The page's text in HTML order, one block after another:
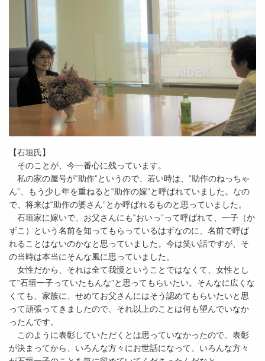
【石垣氏】
そのことが、今一番心に残っています。
私の家の屋号が‟助作”というので、若い時は、‟助作のねっちゃ
ん”、もう少し年を重ねると‟助作の嫁”と呼ばれていました。なの
で、将来は‟助作の婆さん”とか呼ばれるものと思っていました。
石垣家に嫁いで、お父さんにも‟おいっ”って呼ばれて、一子（か
ずこ）という名前を知ってもらっているはずなのに、名前で呼ば
れることはないのかなと思っていました。今は笑い話ですが、そ
の当時は本当にそんな風に思っていました。
女性だから、それは全て我慢ということではなくて、女性とし
て‟石垣一子っていたもんな”と思ってもらいたい。そんなに広くな
くても、家族に、せめてお父さんにはそう認めてもらいたいと思
って頑張ってきましたので、それ以上のことは何も望んでいなか
ったんです。
このように表彰していただくとは思っていなかったので、表彰
が決まってから、いろんな方々にお世話になって、いろんな方々